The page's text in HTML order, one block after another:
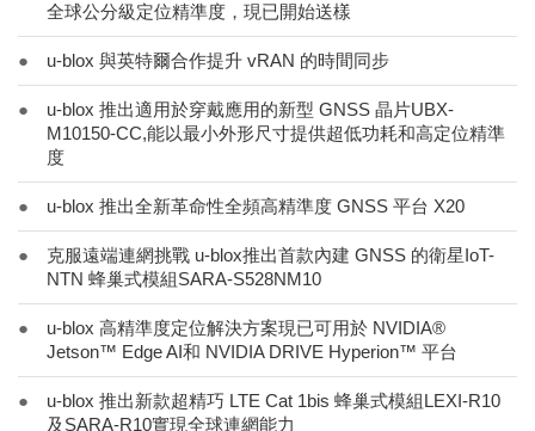
全球公分級定位精準度，現已開始送樣
● u-blox 與英特爾合作提升 vRAN 的時間同步
●
u-blox 推出適用於穿戴應用的新型 GNSS 晶片UBX-
M10150-CC,能以最小外形尺寸提供超低功耗和高定位精準
度
● u-blox 推出全新革命性全頻高精準度 GNSS 平台 X20
●
克服遠端連網挑戰 u-blox推出首款內建 GNSS 的衛星IoT-
NTN 蜂巢式模組SARA-S528NM10
●
u-blox 高精準度定位解決方案現已可用於 NVIDIA®
Jetson™ Edge AI和 NVIDIA DRIVE Hyperion™ 平台
●
u-blox 推出新款超精巧 LTE Cat 1bis 蜂巢式模組LEXI-R10
及SARA-R10實現全球連網能力